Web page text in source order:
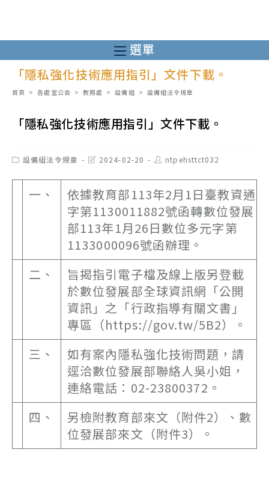
至
主
選單
「隱私強化技術應用指引」文件下載。
首頁 > 各處室公告 > 教務處 > 設備組 > 設備組法令規章
「隱私強化技術應用指引」文件下載。
Post設備組法令規章
Post2024-02-20
Post
author:
ntpehsttct032
一、
依據教育部113年2月1日臺教資通
字第1130011882號函轉數位發展
部113年1月26日數位多元字第
1133000096號函辦理。
二、
旨揭指引電子檔及線上版另登載
於數位發展部全球資訊網「公開
資訊」之「行政指導有關文書」
專區（https://gov.tw/5B2）。
三、
如有案內隱私強化技術問題，請
逕洽數位發展部聯絡人吳小姐，
連絡電話：02-23800372。
四、
另檢附教育部來文（附件2）、數
位發展部來文（附件3）。